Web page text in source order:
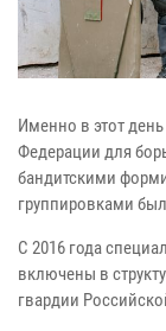
Именно в этот
Федерации для
бандитскими
группировками
С 2016 года
включены в
гвардии